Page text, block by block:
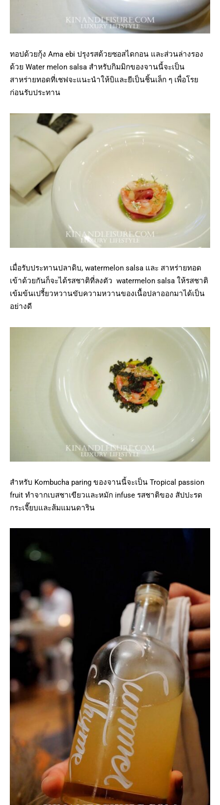
ทอปด้วยกุ้ง Ama ebi ปรุงรสด้วยซอสไดกอน และส่วนล่างรอง
ด้วย Water melon salsa สำหรับกิมมิกของจานนี้จะเป็น
สาหร่ายทอดที่เชฟจะแนะนำให้บิและยีเป็นชิ้นเล็ก ๆ เพื่อโรย
ก่อนรับประทาน
เมื่อรับประทานปลาดิบ, watermelon salsa และ สาหร่ายทอด
เข้าด้วยกันก็จะได้รสชาติที่ลงตัว watermelon salsa ให้รสชาติ
เข้มข้นเปรี้ยวหวานขับความหวานของเนื้อปลาออกมาได้เป็น
อย่างดี
สำหรับ Kombucha paring ของจานนี้จะเป็น Tropical passion
fruit ทำจากเบสชาเขียวและหมัก infuse รสชาติของ สัปปะรด
กระเจี๊ยบและส้มแมนดาริน